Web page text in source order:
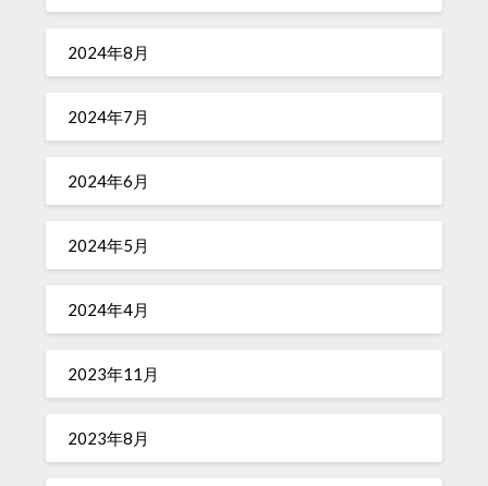
2024年8月
2024年7月
2024年6月
2024年5月
2024年4月
2023年11月
2023年8月